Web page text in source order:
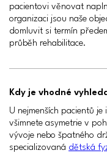
pacientovi věnovat
organizaci jsou naše
domluvit si termín
průběh rehabilitace.
Kdy je vhodné
U nejmenších pacientů
všimnete asymetrie v
vývoje nebo špatného
specializovaná dětská